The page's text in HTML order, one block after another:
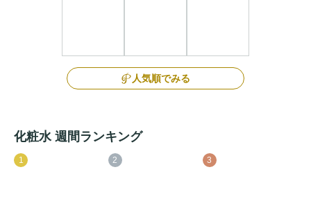
人気順でみる
化粧水 週間ランキング
1 2 3